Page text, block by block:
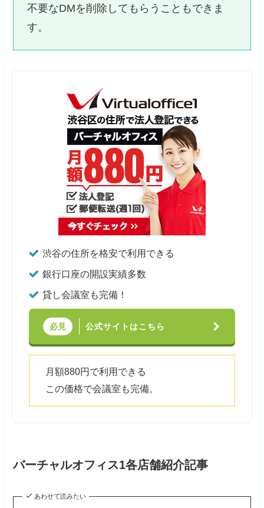
不要なDMを削除してもらうこともできま
す。
渋谷の住所を格安で利用できる
銀行口座の開設実績多数
貸し会議室も完備！
必見 公式サイトはこちら
月額880円で利用できる
この価格で会議室も完備。
バーチャルオフィス1各店舗紹介記事
あわせて読みたい